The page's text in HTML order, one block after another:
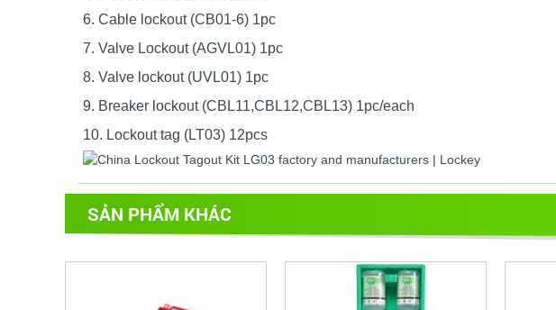
6. Cable lockout (CB01-6) 1pc
7. Valve Lockout (AGVL01) 1pc
8. Valve lockout (UVL01) 1pc
9. Breaker lockout (CBL11,CBL12,CBL13) 1pc/each
10. Lockout tag (LT03) 12pcs
SẢN PHẨM KHÁC